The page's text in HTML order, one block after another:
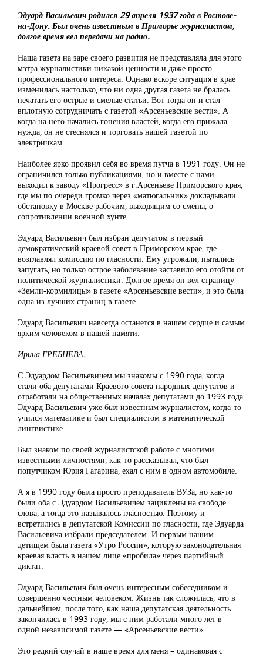
Эдуард Васильевич родился 29 апреля 1937 года в Ростове-
на-Дону. Был очень известным в Приморье журналистом,
долгое время вел передачи на радио.
Наша газета на заре своего развития не представляла для этого
мэтра журналистики никакой ценности и даже просто
профессионального интереса. Однако вскоре ситуация в крае
изменилась настолько, что ни одна другая газета не бралась
печатать его острые и смелые статьи. Вот тогда он и стал
вплотную сотрудничать с газетой «Арсеньевские вести». А
когда на него начались гонения властей, когда его прижала
нужда, он не стеснялся и торговать нашей газетой по
электричкам.
Наиболее ярко проявил себя во время путча в 1991 году. Он не
ограничился только публикациями, но и вместе с нами
выходил к заводу «Прогресс» в г.Арсеньеве Приморского края,
где мы по очереди громко через «матюгальник» докладывали
обстановку в Москве рабочим, выходящим со смены, о
сопротивлении военной хунте.
Эдуард Васильевич был избран депутатом в первый
демократический краевой совет в Приморском крае, где
возглавлял комиссию по гласности. Ему угрожали, пытались
запугать, но только острое заболевание заставило его отойти от
политической журналистики. Долгое время он вел страницу
«Земли-кормилицы» в газете «Арсеньевские вести», и это была
одна из лучших страниц в газете.
Эдуард Васильевич навсегда останется в нашем сердце и самым
ярким человеком в нашей памяти.
Ирина ГРЕБНЕВА.
С Эдуардом Васильевичем мы знакомы с 1990 года, когда
стали оба депутатами Краевого совета народных депутатов и
отработали на общественных началах депутатами до 1993 года.
Эдуард Васильевич уже был известным журналистом, когда-то
учился математике и был специалистом в математической
лингвистике.
Был знаком по своей журналистской работе с многими
известными личностями, как-то рассказывал, что был
попутчиком Юрия Гагарина, ехал с ним в одном автомобиле.
А я в 1990 году была просто преподаватель ВУЗа, но как-то
были оба с Эдуардом Васильевичем зациклены на свободе
слова, а тогда это называлось гласностью. Поэтому и
встретились в депутатской Комиссии по гласности, где Эдуарда
Васильевича избрали председателем. И первым нашим
детищем была газета «Утро России», которую законодательная
краевая власть в нашем лице «пробила» через партийный
диктат.
Эдуард Васильевич был очень интересным собеседником и
совершенно честным человеком. Жизнь так сложилась, что в
дальнейшем, после того, как наша депутатская деятельность
закончилась в 1993 году, мы с ним работали много лет в
одной независимой газете — «Арсеньевские вести».
Это редкий случай в наше время для меня – одинаковая с